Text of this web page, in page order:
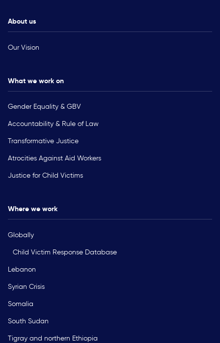
About us
Our Vision
What we work on
Gender Equality & GBV
Accountability & Rule of Law
Transformative Justice
Atrocities Against Aid Workers
Justice for Child Victims
Where we work
Globally
Child Victim Response Database
Lebanon
Syrian Crisis
Somalia
South Sudan
Tigray and northern Ethiopia